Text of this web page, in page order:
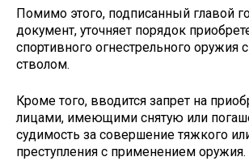
Помимо этого, подписанный главой
документ, уточняет порядок
спортивного огнестрельного оружия
стволом.
Кроме того, вводится запрет на
лицами, имеющими снятую или
судимость за совершение тяжкого
преступления с применением оружия.